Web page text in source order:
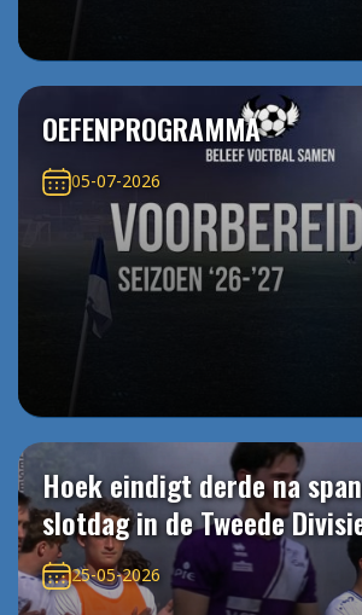
OEFENPROGRAMMA
05-07-2026
Hoek eindigt derde na
slotdag in de Tweede
25-05-2026